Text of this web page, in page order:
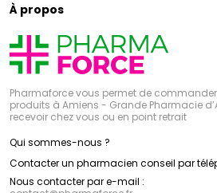
À propos
Pharmaforce vous permet de commander
produits à Amiens - Grande Pharmacie
recevoir chez vous ou en point retrait
Qui sommes-nous ?
Contacter un pharmacien conseil par
Nous contacter par e-mail :